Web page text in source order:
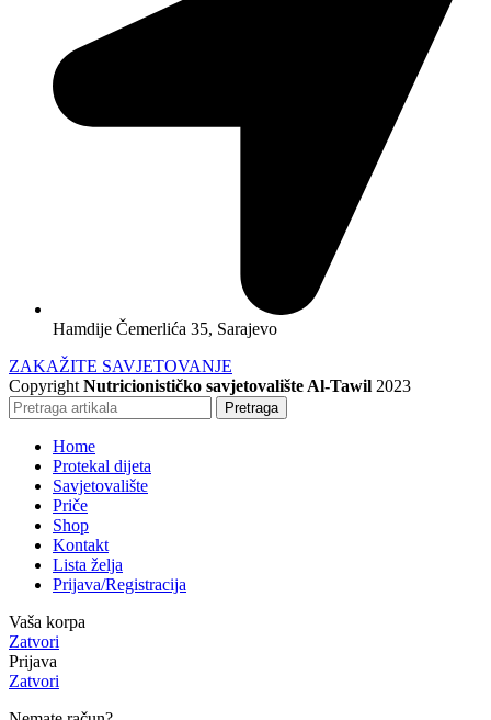
Hamdije Čemerlića 35, Sarajevo
ZAKAŽITE SAVJETOVANJE
Copyright Nutricionističko savjetovalište Al-Tawil 2023
Pretraga
Home
Protekal dijeta
Savjetovalište
Priče
Shop
Kontakt
Lista želja
Prijava/Registracija
Vaša korpa
Zatvori
Prijava
Zatvori